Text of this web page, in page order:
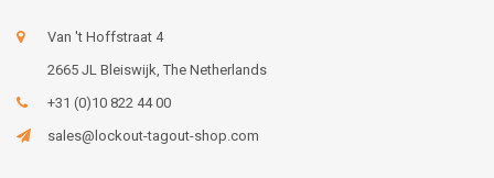
Van 't Hoffstraat 4
2665 JL Bleiswijk, The Netherlands
+31 (0)10 822 44 00
sales@lockout-tagout-shop.com